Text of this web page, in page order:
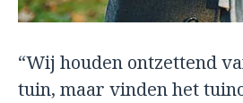
“Wij houden ontzettend
tuin, maar vinden het